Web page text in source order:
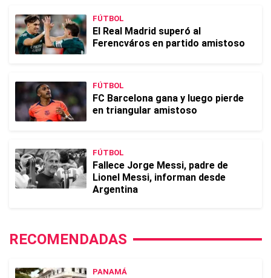
FÚTBOL
El Real Madrid superó al
Ferencváros en partido amistoso
FÚTBOL
FC Barcelona gana y luego pierde
en triangular amistoso
FÚTBOL
Fallece Jorge Messi, padre de
Lionel Messi, informan desde
Argentina
RECOMENDADAS
PANAMÁ